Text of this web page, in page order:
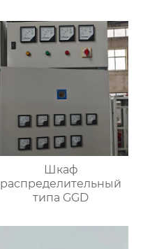
Шкаф
распределительный
типа GGD